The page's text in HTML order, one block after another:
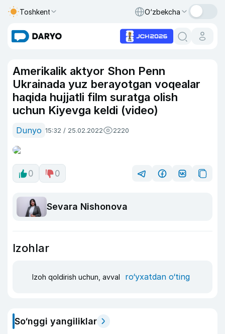
Toshkent O‘zbekcha
Amerikalik aktyor Shon Penn
Ukrainada yuz berayotgan voqealar
haqida hujjatli film suratga olish
uchun Kiyevga keldi (video)
Dunyo 15:32 / 25.02.2022 2220
0 0
Sevara Nishonova
Izohlar
Izoh qoldirish uchun, avval ro‘yxatdan o‘ting
So‘nggi yangiliklar